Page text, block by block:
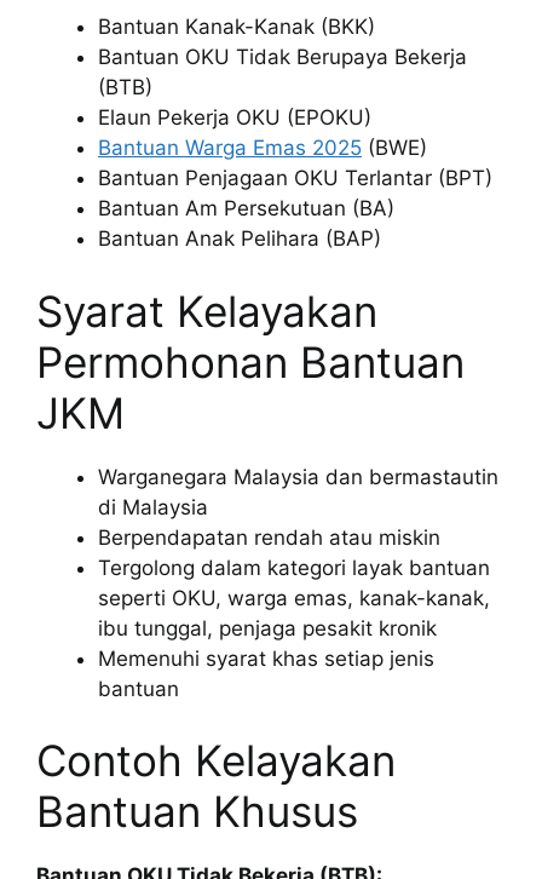
Bantuan Kanak-Kanak (BKK)
Bantuan OKU Tidak Berupaya Bekerja
(BTB)
Elaun Pekerja OKU (EPOKU)
Bantuan Warga Emas 2025 (BWE)
Bantuan Penjagaan OKU Terlantar (BPT)
Bantuan Am Persekutuan (BA)
Bantuan Anak Pelihara (BAP)
Syarat Kelayakan
Permohonan Bantuan
JKM
Warganegara Malaysia dan bermastautin
di Malaysia
Berpendapatan rendah atau miskin
Tergolong dalam kategori layak bantuan
seperti OKU, warga emas, kanak-kanak,
ibu tunggal, penjaga pesakit kronik
Memenuhi syarat khas setiap jenis
bantuan
Contoh Kelayakan
Bantuan Khusus